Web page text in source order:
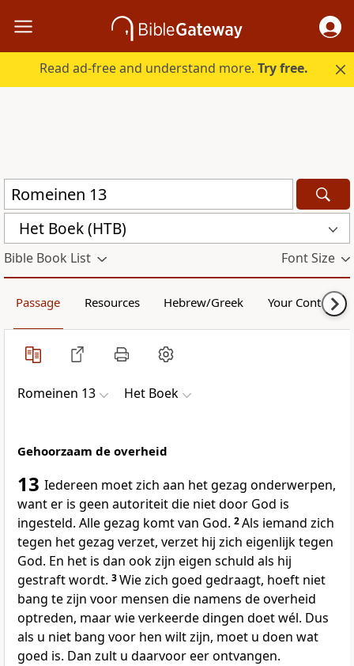
Read ad-free and understand more.Try free.
Het Boek (HTB)
Bible Book List Font Size
Passage Resources Hebrew/Greek Your Content
Romeinen 13 Het Boek
Gehoorzaam de overheid
13 Iedereen moet zich aan het gezag onderwerpen,
want er is geen autoriteit die niet door God is
ingesteld. Alle gezag komt van God. 2Als iemand zich
tegen het gezag verzet, verzet hij zich eigenlijk tegen
God. En het is dan ook zijn eigen schuld als hij
gestraft wordt. 3Wie zich goed gedraagt, hoeft niet
bang te zijn voor mensen die namens de overheid
optreden, maar wie verkeerde dingen doet wél. Dus
als u niet bang voor hen wilt zijn, moet u doen wat
goed is. Dan zult u daarvoor eer ontvangen.